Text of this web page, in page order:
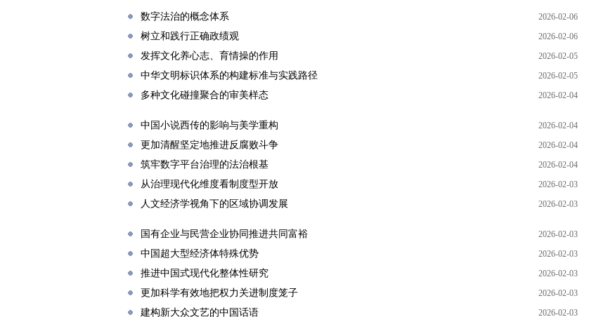
数字法治的概念体系 2026-02-06
树立和践行正确政绩观 2026-02-06
发挥文化养心志、育情操的作用 2026-02-05
中华文明标识体系的构建标准与实践路径 2026-02-05
多种文化碰撞聚合的审美样态 2026-02-04
中国小说西传的影响与美学重构 2026-02-04
更加清醒坚定地推进反腐败斗争 2026-02-04
筑牢数字平台治理的法治根基 2026-02-04
从治理现代化维度看制度型开放 2026-02-03
人文经济学视角下的区域协调发展 2026-02-03
国有企业与民营企业协同推进共同富裕 2026-02-03
中国超大型经济体特殊优势 2026-02-03
推进中国式现代化整体性研究 2026-02-03
更加科学有效地把权力关进制度笼子 2026-02-03
建构新大众文艺的中国话语 2026-02-03